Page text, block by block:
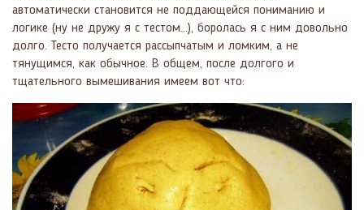
автоматически становится не поддающейся пониманию и
логике (ну не дружу я с тестом...), боролась я с ним довольно
долго. Тесто получается рассыпчатым и ломким, а не
тянущимся, как обычное. В общем, после долгого и
тщательного вымешивания имеем вот что: